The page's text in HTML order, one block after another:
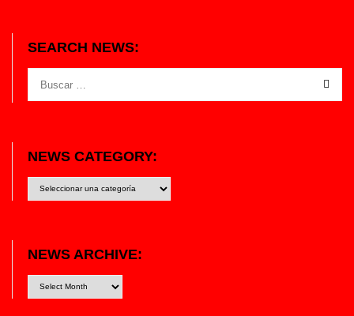
SEARCH NEWS:
NEWS CATEGORY:
category:
NEWS ARCHIVE: